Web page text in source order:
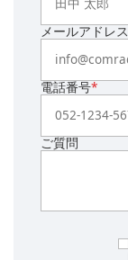
メールアドレス
電話番号*
ご質問